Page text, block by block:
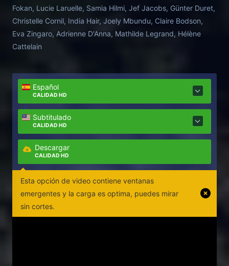
Fokan, Lucie Laruelle, Samia Hilmi, Jef Jacobs, Günter Duret,
Christelle Cornil, India Hair, Joely Mbundu, Claire Bodson,
Eva Zingaro, Adrienne D'Anna, Mathilde Legrand, Hélène
Cattelain
Español
CALIDAD HD
Subtitulado
CALIDAD HD
Descargar
CALIDAD HD
Esta opción de video contiene ventanas
emergentes y la carga es optima, puedes mirar
sin cortes.